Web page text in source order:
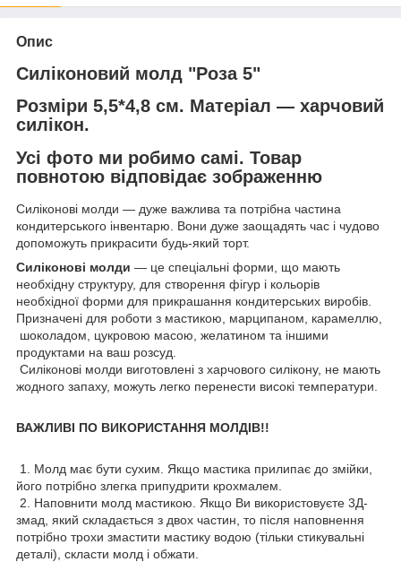
Опис
Силіконовий молд "Роза 5"
Розміри 5,5*4,8 см. Матеріал — харчовий
силікон.
Усі фото ми робимо самі. Товар
повнотою відповідає зображенню
Силіконові молди — дуже важлива та потрібна частина
кондитерського інвентарю. Вони дуже заощадять час і чудово
допоможуть прикрасити будь-який торт.
Силіконові молди — це спеціальні форми, що мають
необхідну структуру, для створення фігур і кольорів
необхідної форми для прикрашання кондитерських виробів.
Призначені для роботи з мастикою, марципаном, карамеллю,
шоколадом, цукровою масою, желатином та іншими
продуктами на ваш розсуд.
Силіконові молди виготовлені з харчового силікону, не мають
жодного запаху, можуть легко перенести високі температури.
ВАЖЛИВІ ПО ВИКОРИСТАННЯ МОЛДІВ!!
1. Молд має бути сухим. Якщо мастика прилипає до змійки,
його потрібно злегка припудрити крохмалем.
2. Наповнити молд мастикою. Якщо Ви використовуєте 3Д-
змад, який складається з двох частин, то після наповнення
потрібно трохи змастити мастику водою (тільки стикувальні
деталі), скласти молд і обжати.